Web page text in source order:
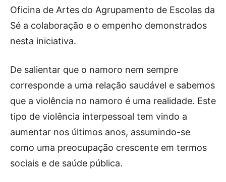
Oficina de Artes do Agrupamento de Escolas da
Sé a colaboração e o empenho demonstrados
nesta iniciativa.
De salientar que o namoro nem sempre
corresponde a uma relação saudável e sabemos
que a violência no namoro é uma realidade. Este
tipo de violência interpessoal tem vindo a
aumentar nos últimos anos, assumindo-se
como uma preocupação crescente em termos
sociais e de saúde pública.